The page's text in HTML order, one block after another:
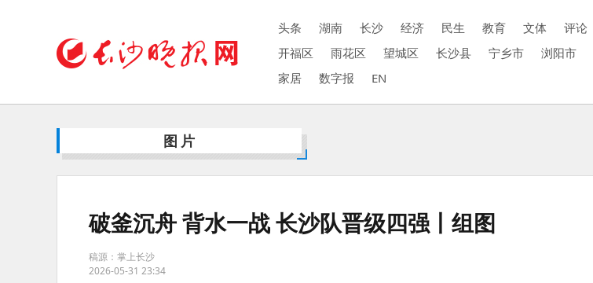
头条 湖南 长沙 经济 民生 教育 文体 评论
开福区
雨花区 望城区 长沙县 宁乡市 浏阳市
家居
数字报 EN
图片
破釜沉舟 背水一战 长沙队晋级四强丨组图
稿源：掌上长沙
2026-05-31 23:34